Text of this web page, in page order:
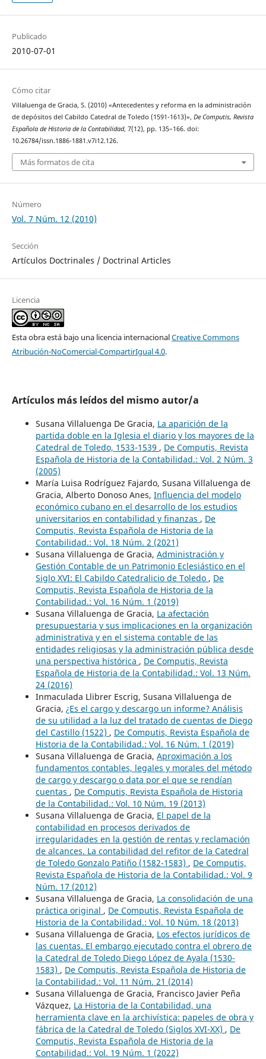
Publicado
2010-07-01
Cómo citar
Villaluenga de Gracia, S. (2010) «Antecedentes y reforma en la administración
de depósitos del Cabildo Catedral de Toledo (1591-1613)», De Computis, Revista
Española de Historia de la Contabilidad, 7(12), pp. 135–166. doi:
10.26784/issn.1886-1881.v7i12.126.
Más formatos de cita
Número
Vol. 7 Núm. 12 (2010)
Sección
Artículos Doctrinales / Doctrinal Articles
Licencia
Esta obra está bajo una licencia internacionalCreative Commons
Atribución-NoComercial-CompartirIgual 4.0.
Artículos más leídos del mismo autor/a
Susana Villaluenga De Gracia, La aparición de la
partida doble en la Iglesia el diario y los mayores de la
Catedral de Toledo, 1533-1539 , De Computis, Revista
Española de Historia de la Contabilidad.: Vol. 2 Núm. 3
(2005)
María Luisa Rodríguez Fajardo, Susana Villaluenga de
Gracia, Alberto Donoso Anes, Influencia del modelo
económico cubano en el desarrollo de los estudios
universitarios en contabilidad y finanzas , De
Computis, Revista Española de Historia de la
Contabilidad.: Vol. 18 Núm. 2 (2021)
Susana Villaluenga de Gracia, Administración y
Gestión Contable de un Patrimonio Eclesiástico en el
Siglo XVI: El Cabildo Catedralicio de Toledo , De
Computis, Revista Española de Historia de la
Contabilidad.: Vol. 16 Núm. 1 (2019)
Susana Villaluenga de Gracia, La afectación
presupuestaria y sus implicaciones en la organización
administrativa y en el sistema contable de las
entidades religiosas y la administración pública desde
una perspectiva histórica , De Computis, Revista
Española de Historia de la Contabilidad.: Vol. 13 Núm.
24 (2016)
Inmaculada Llibrer Escrig, Susana Villaluenga de
Gracia, ¿Es el cargo y descargo un informe? Análisis
de su utilidad a la luz del tratado de cuentas de Diego
del Castillo (1522) , De Computis, Revista Española de
Historia de la Contabilidad.: Vol. 16 Núm. 1 (2019)
Susana Villaluenga de Gracia, Aproximación a los
fundamentos contables, legales y morales del método
de cargo y descargo o data por el que se rendían
cuentas , De Computis, Revista Española de Historia
de la Contabilidad.: Vol. 10 Núm. 19 (2013)
Susana Villaluenga de Gracia, El papel de la
contabilidad en procesos derivados de
irregularidades en la gestión de rentas y reclamación
de alcances. La contabilidad del refitor de la Catedral
de Toledo Gonzalo Patiño (1582-1583) , De Computis,
Revista Española de Historia de la Contabilidad.: Vol. 9
Núm. 17 (2012)
Susana Villaluenga de Gracia, La consolidación de una
práctica original , De Computis, Revista Española de
Historia de la Contabilidad.: Vol. 10 Núm. 18 (2013)
Susana Villaluenga de Gracia, Los efectos jurídicos de
las cuentas. El embargo ejecutado contra el obrero de
la Catedral de Toledo Diego López de Ayala (1530-
1583) , De Computis, Revista Española de Historia de
la Contabilidad.: Vol. 11 Núm. 21 (2014)
Susana Villaluenga de Gracia, Francisco Javier Peña
Vázquez, La Historia de la Contabilidad, una
herramienta clave en la archivística: papeles de obra y
fábrica de la Catedral de Toledo (Siglos XVI-XX) , De
Computis, Revista Española de Historia de la
Contabilidad.: Vol. 19 Núm. 1 (2022)